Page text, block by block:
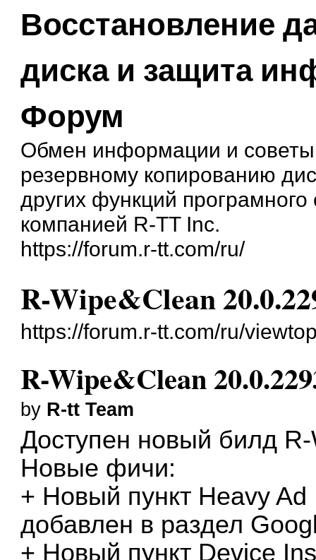
Восстановление
диска и защита
Форум
Обмен информации и
резервному копированию
других функций
компанией R-TT Inc.
https://forum.r-tt.com/ru/
R-Wipe&Clean
https://forum.r-tt.com/ru/
R-Wipe&Clean
by R-tt Team
Доступен новый билд
Новые фичи:
+ Новый пункт Heavy
добавлен в раздел
+ Новый пункт Device